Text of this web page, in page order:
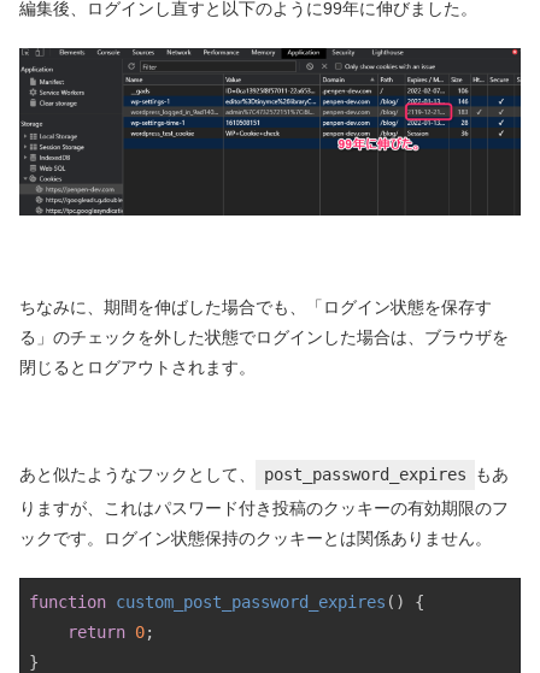
編集後、ログインし直すと以下のように99年に伸びました。
ちなみに、期間を伸ばした場合でも、「ログイン状態を保存す
る」のチェックを外した状態でログインした場合は、ブラウザを
閉じるとログアウトされます。
あと似たようなフックとして、 post_password_expires
もあ
りますが、これはパスワード付き投稿のクッキーの有効期限のフ
ックです。ログイン状態保持のクッキーとは関係ありません。
function custom_post_password_expires () {
return 0;
}